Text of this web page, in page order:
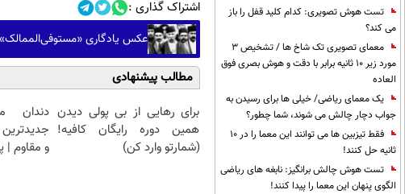
تست هوش تصویری: کدام کلید قفل را باز
می کند؟
معمای تصویری تک شاخ ها / تشخیص 3
مورد زیر 10 ثانیه برابر با دقت و هوش بصری فوق
العاده
یک معمای ریاضی/ خیلی ها برای رسیدن به
جواب دچار چالش می شوند، شما چطور؟
فقط تیزبین ها می توانند این معما را در 10
ثانیه حل کنند!
تست هوش چالش برانگیز: نابغه های ریاضی
الگوی پنهان این معما را پیدا کنند!
اشتراک گذاری :
عکس یادگاری «مستوفی‌الممالک»
مطالب پیشنهادی
برای رهایی از بی پولی دیدن
همین دوره رایگان کافیه!
(شمارتو وارد کن)
دندان
و مقاوم